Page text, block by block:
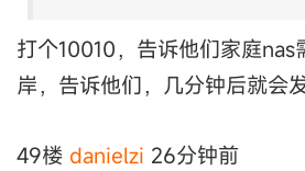
打个10010，告诉他们家庭
岸，告诉他们，几分钟后就会
49楼 danielzi 26分钟前